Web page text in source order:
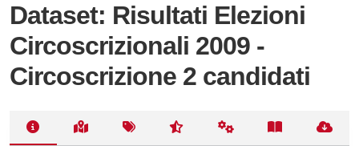
Dataset: Risultati Elezioni
Circoscrizionali 2009 -
Circoscrizione 2 candidati